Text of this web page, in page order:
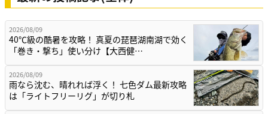
2026/08/09
40℃級の酷暑を攻略！ 真夏の琵琶湖南湖で効く
「巻き・撃ち」使い分け【大西健…
2026/08/09
雨なら沈む、晴れれば浮く！ 七色ダム最新攻略
は「ライトフリーリグ」が切り札